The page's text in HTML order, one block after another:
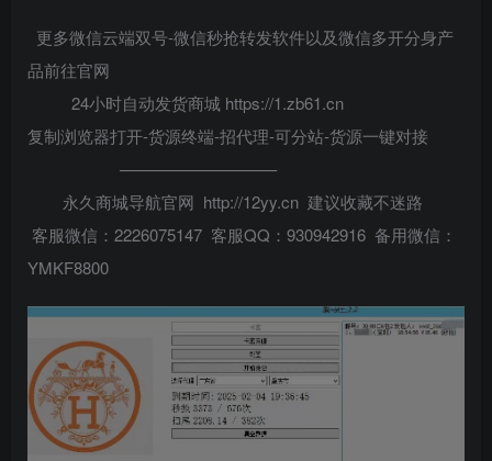
更多微信云端双号-微信秒抢转发软件以及微信多开分身产
品前往官网
24小时自动发货商城 https://1.zb61.cn
复制浏览器打开-货源终端-招代理-可分站-货源一键对接
—————————–
永久商城导航官网 http://12yy.cn 建议收藏不迷路
客服微信：2226075147 客服QQ：930942916 备用微信：
YMKF8800